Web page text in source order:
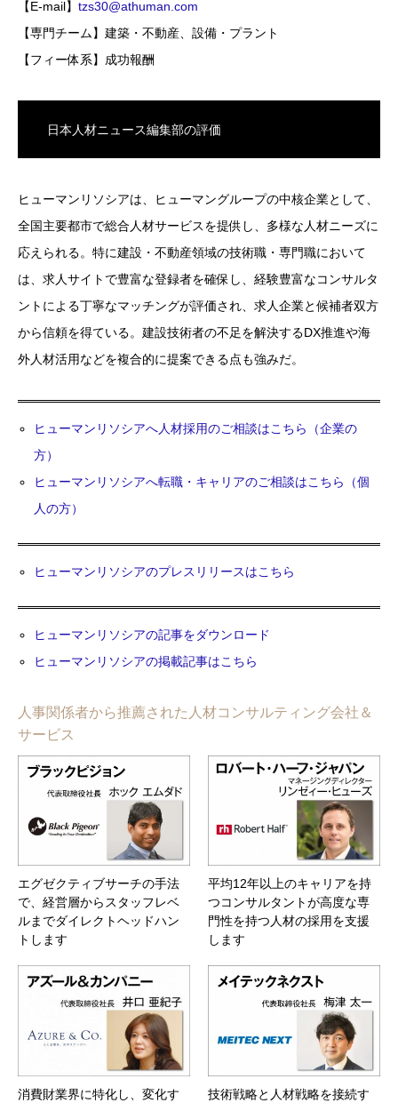
【E-mail】 tzs30@athuman.com
【専門チーム】建築・不動産、設備・プラント
【フィー体系】成功報酬
日本人材ニュース編集部の評価
ヒューマンリソシアは、ヒューマングループの中核企業として、
全国主要都市で総合人材サービスを提供し、多様な人材ニーズに
応えられる。特に建設・不動産領域の技術職・専門職において
は、求人サイトで豊富な登録者を確保し、経験豊富なコンサルタ
ントによる丁寧なマッチングが評価され、求人企業と候補者双方
から信頼を得ている。建設技術者の不足を解決するDX推進や海
外人材活用などを複合的に提案できる点も強みだ。
ヒューマンリソシアへ人材採用のご相談はこちら（企業の
方）
ヒューマンリソシアへ転職・キャリアのご相談はこちら（個
人の方）
ヒューマンリソシアのプレスリリースはこちら
ヒューマンリソシアの記事をダウンロード
ヒューマンリソシアの掲載記事はこちら
人事関係者から推薦された人材コンサルティング会社＆
サービス
エグゼクティブサーチの手法
で、経営層からスタッフレベ
ルまでダイレクトヘッドハン
トします
平均12年以上のキャリアを持
つコンサルタントが高度な専
門性を持つ人材の採用を支援
します
消費財業界に特化し、変化す
技術戦略と人材戦略を接続す